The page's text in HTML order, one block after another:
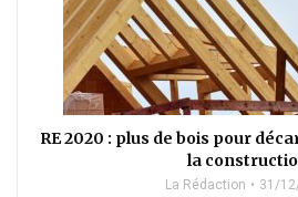
RE 2020 : plus de bois pour
la
La Rédaction 31/